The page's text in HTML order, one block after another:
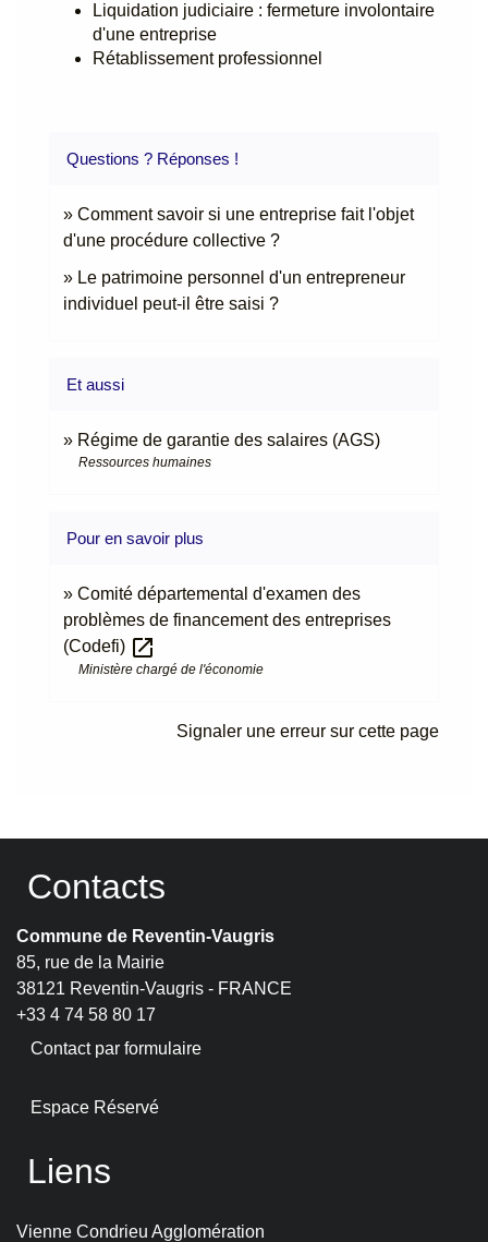
Liquidation judiciaire : fermeture involontaire
d'une entreprise
Rétablissement professionnel
Questions ? Réponses !
Comment savoir si une entreprise fait l'objet
d'une procédure collective ?
Le patrimoine personnel d'un entrepreneur
individuel peut-il être saisi ?
Et aussi
Régime de garantie des salaires (AGS)
Ressources humaines
Pour en savoir plus
Comité départemental d'examen des
problèmes de financement des entreprises
(Codefi) open_in_new
Ministère chargé de l'économie
Signaler une erreur sur cette page
Contacts
Commune de Reventin-Vaugris
85, rue de la Mairie
38121 Reventin-Vaugris - FRANCE
+33 4 74 58 80 17
Contact par formulaire
Espace Réservé
Liens
Vienne Condrieu Agglomération